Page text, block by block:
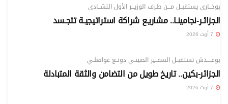
بوخــاري يستقبــل مـــن طـرف الوزيـــر الأول التشــادي
الجزائـر-نجامينـا.. مشاريـع شراكة استراتيجيـة تتجـسد
بوفــــدش تستقبــل السفــير الصينـي دونــغ غوانغلـي
الجزائر-بكين.. تاريخ طويل من التضامن والثقة المتبادلة